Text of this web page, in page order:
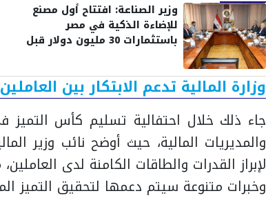
وزير الصناعة: افتتاح أول مصنع
للإضاءة الذكية في مصر
باستثمارات 30 مليون دولار قبل
وزارة المالية تدعم الابتكار بين العاملين
جاء ذلك خلال احتفالية تسليم كأس
والمديريات المالية، حيث أوضح نائب وزير
لإبراز القدرات والطاقات الكامنة لدى
وخبرات متنوعة سيتم دعمها لتحقيق التميز